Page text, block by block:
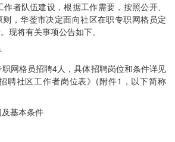
者队伍建设，根据工作需要，按照公开、
，华蓥市决定面向社区在职专职网格员定
现将有关事项公告如下。
网格员招聘4人，具体招聘岗位和条件详见
聘社区工作者岗位表》(附件1，以下简称
基本条件